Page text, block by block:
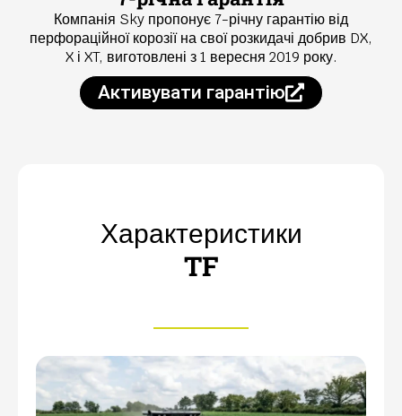
Компанія Sky пропонує 7-річну гарантію від
перфораційної корозії на свої розкидачі добрив DX,
X і XT, виготовлені з 1 вересня 2019 року.
Активувати гарантію
Характеристики
TF